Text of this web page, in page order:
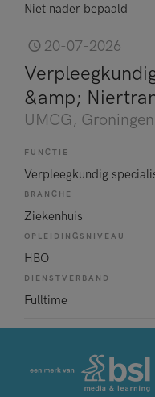
Niet nader bepaald
20-07-2026
&amp;
UMCG, Groningen
FUNCTIE
Verpleegkundig
BRANCHE
Ziekenhuis
OPLEIDINGSNIVEAU
HBO
DIENSTVERBAND
Fulltime